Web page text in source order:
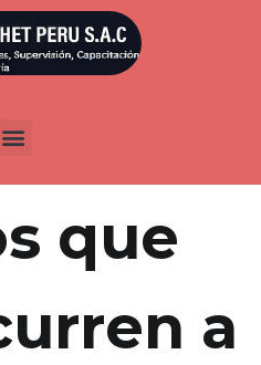
abril 9, 2022
que
a